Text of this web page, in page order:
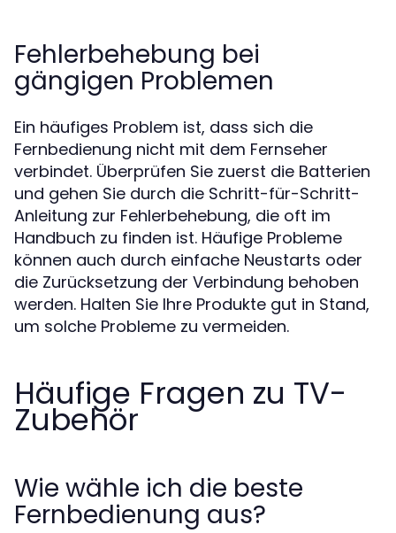
Fehlerbehebung bei
gängigen Problemen
Ein häufiges Problem ist, dass sich die
Fernbedienung nicht mit dem Fernseher
verbindet. Überprüfen Sie zuerst die Batterien
und gehen Sie durch die Schritt-für-Schritt-
Anleitung zur Fehlerbehebung, die oft im
Handbuch zu finden ist. Häufige Probleme
können auch durch einfache Neustarts oder
die Zurücksetzung der Verbindung behoben
werden. Halten Sie Ihre Produkte gut in Stand,
um solche Probleme zu vermeiden.
Häufige Fragen zu TV-
Zubehör
Wie wähle ich die beste
Fernbedienung aus?